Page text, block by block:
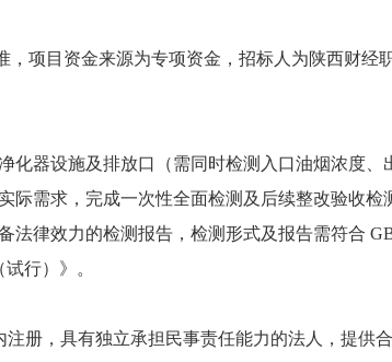
，项目资金来源为专项资金，招标人为陕西财经
化器设施及排放口 （需同时检测入口油烟浓度、
际需求，完成一次性全面检测及后续整改验收检
法律效力的检测报告，检测形式及报告需符合
行）》 。
册，具有独立承担民事责任能力的法人，提供